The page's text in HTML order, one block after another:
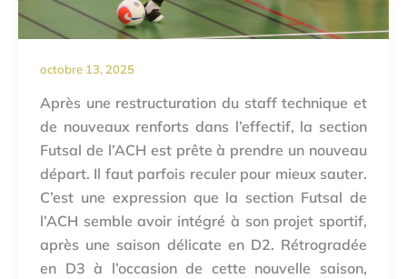
octobre 13, 2025
Après une restructuration du staff technique et
de nouveaux renforts dans l’effectif, la section
Futsal de l’ACH est prête à prendre un nouveau
départ. Il faut parfois reculer pour mieux sauter.
C’est une expression que la section Futsal de
l’ACH semble avoir intégré à son projet sportif,
après une saison délicate en D2. Rétrogradée
en D3 à l’occasion de cette nouvelle saison,